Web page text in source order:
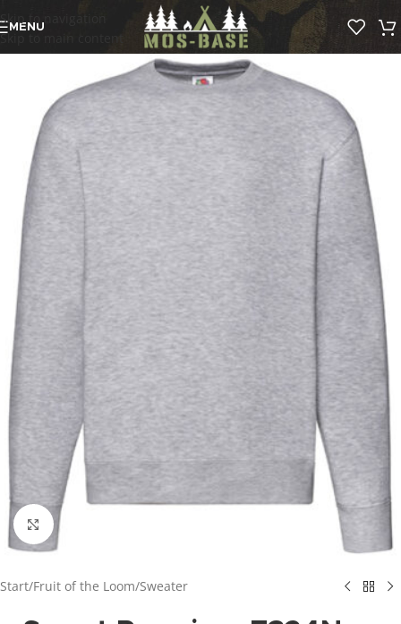
Skip to navigation
Skip to main content
MENU
Click to enlarge
Start/Fruit of the Loom/Sweater